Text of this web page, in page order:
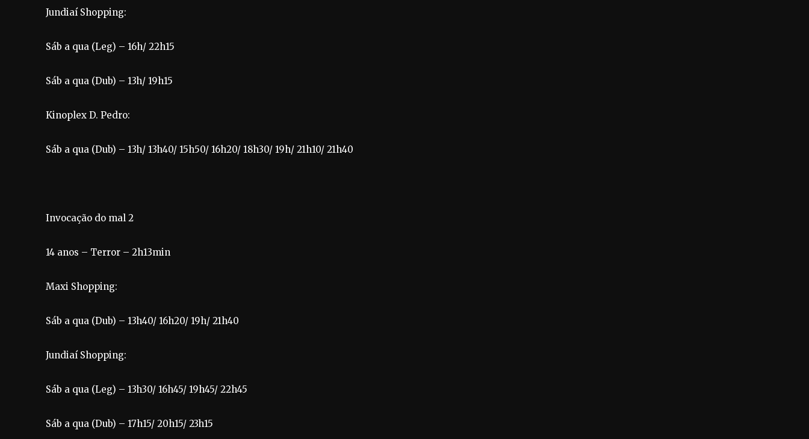
Jundiaí Shopping:
Sáb a qua (Leg) – 16h/ 22h15
Sáb a qua (Dub) – 13h/ 19h15
Kinoplex D. Pedro:
Sáb a qua (Dub) – 13h/ 13h40/ 15h50/ 16h20/ 18h30/ 19h/ 21h10/ 21h40
Invocação do mal 2
14 anos – Terror – 2h13min
Maxi Shopping:
Sáb a qua (Dub) – 13h40/ 16h20/ 19h/ 21h40
Jundiaí Shopping:
Sáb a qua (Leg) – 13h30/ 16h45/ 19h45/ 22h45
Sáb a qua (Dub) – 17h15/ 20h15/ 23h15